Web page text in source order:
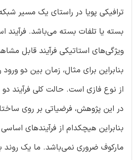
ترافیکی پویا در راستای یک مسیر
بسته یا تلفات بسته می‌باشد. فرآیند
ویژگی‌های استاتیکی فرآیند قابل
بنابراین برای مثال، زمان بین دو
از نوع فازی است. حالت کلی فرآیند
در این پژوهش، فرضیاتی بر روی
بنابراین هیچکدام از فرآیندهای
مارکوف ضروری نمی‌باشد. ما یک روند